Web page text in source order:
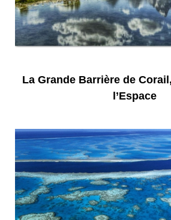
La Grande Barrière de
l’Espace